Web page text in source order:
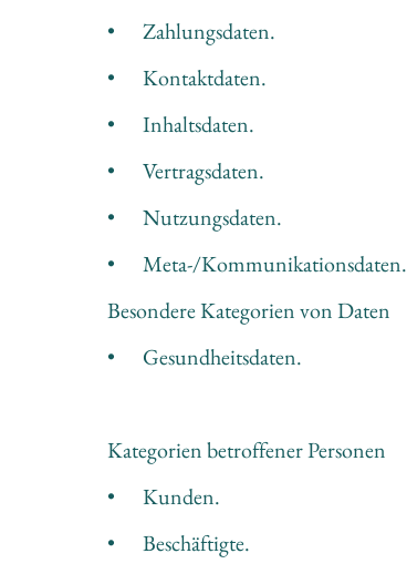
•	Zahlungsdaten.
•	Kontaktdaten.
•	Inhaltsdaten.
•	Vertragsdaten.
•	Nutzungsdaten.
•	Meta-/Kommunikationsdaten.
Besondere Kategorien von Daten
•	Gesundheitsdaten.
Kategorien betroffener Personen
•	Kunden.
•	Beschäftigte.